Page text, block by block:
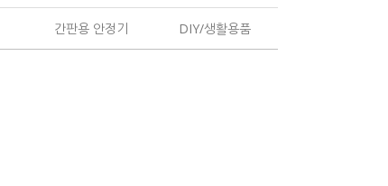
간판용 안정기 DIY/생활용품